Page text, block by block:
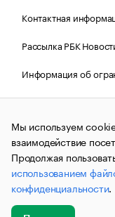
Контактная
Рассылка РБК
Информация об
Правовая
© АО
и материалы
(зарегистрировано
связи,
коммуникаций
№ФС77-63848)
публикации могут
не предназначенную
Мы используем
взаимодействие
Продолжая
использованием
конфиденциальности.